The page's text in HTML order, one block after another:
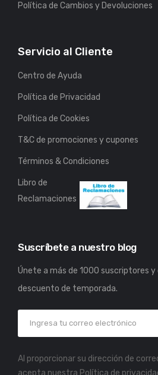
Política de Cambios y Devoluciones
Servicio al Cliente
Centro de Ayuda
Política de Privacidad
Política de Cookies
T&C de promociones y cupones
Términos & Condiciones
Libro de
Reclamaciones
Suscríbete a nuestro blog
Únete a más de 1000 suscriptores
descuento de temporada.
Al proporcionar su dirección de
acepta nuestra Política de